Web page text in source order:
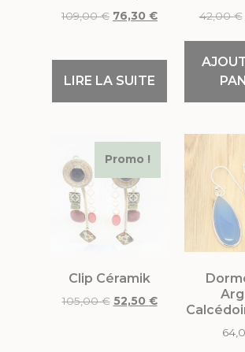
109,00€ 76,30 €
LIRE LA SUITE
42,00€
Promo !
Clip Céramik
105,00€ 52,50 €